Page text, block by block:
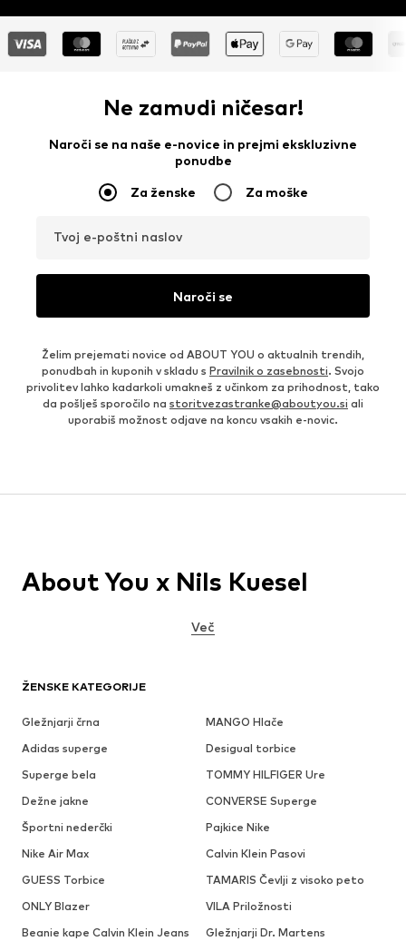
Ne zamudi ničesar!
Naroči se na naše e-novice in prejmi ekskluzivne
ponudbe
Za ženske Za moške
Tvoj e-poštni naslov
Naroči se
Želim prejemati novice od ABOUT YOU o aktualnih trendih,
ponudbah in kuponih v skladu s Pravilnik o zasebnosti. Svojo
privolitev lahko kadarkoli umakneš z učinkom za prihodnost, tako
da pošlješ sporočilo na storitvezastranke@aboutyou.si ali
uporabiš možnost odjave na koncu vsakih e-novic.
ŽENSKE KATEGORIJE
Gležnjarji črna
MANGO Hlače
Adidas superge
Desigual torbice
Superge bela
TOMMY HILFIGER Ure
Dežne jakne
CONVERSE Superge
Športni nederčki
Pajkice Nike
Nike Air Max
Calvin Klein Pasovi
GUESS Torbice
TAMARIS Čevlji z visoko peto
ONLY Blazer
VILA Priložnosti
Beanie kape Calvin Klein Jeans
Gležnjarji Dr. Martens
About You x Nils Kuesel
Več